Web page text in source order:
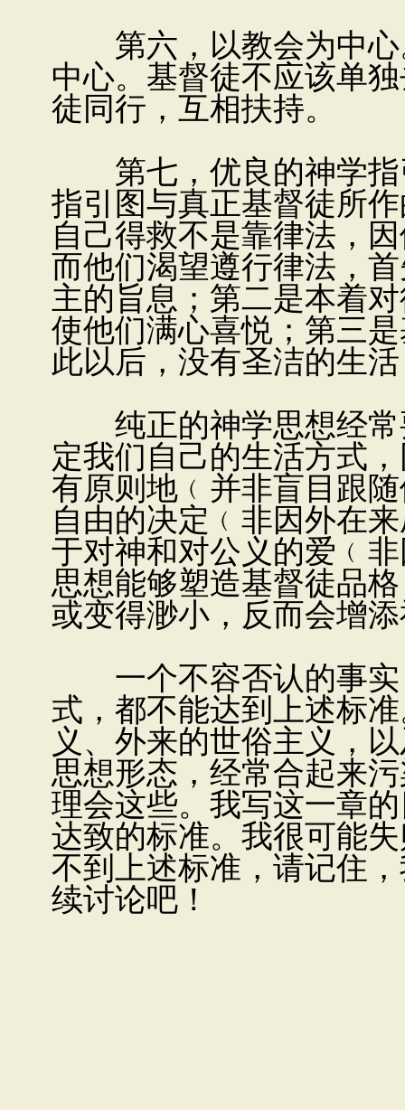
第六，以教会为中心
中心。基督徒不应该单
徒同行，互相扶持。
第七，优良的神学指
指引图与真正基督徒所
自己得救不是靠律法，
而他们渴望遵行律法，
主的旨息；第二是本着
使他们满心喜悦；第三
此以后，没有圣洁的生
纯正的神学思想经常
定我们自己的生活方式
有原则地﹙并非盲目跟
自由的决定﹙非因外在
于对神和对公义的爱﹙
思想能够塑造基督徒品
或变得渺小，反而会增
一个不容否认的事实
式，都不能达到上述标
义、外来的世俗主义，
思想形态，经常合起来
理会这些。我写这一章
达致的标准。我很可能
不到上述标准，请记住
续讨论吧！